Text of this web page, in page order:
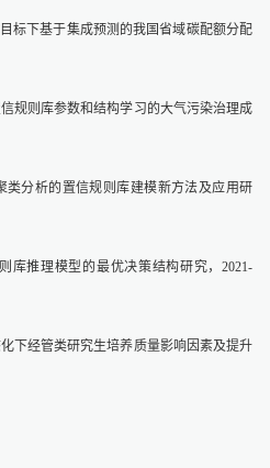
标下基于集成预测的我国省域碳配额分配
规则库参数和结构学习的大气污染治理成
类分析的置信规则库建模新方法及应用研
库推理模型的最优决策结构研究，2021-
下经管类研究生培养质量影响因素及提升